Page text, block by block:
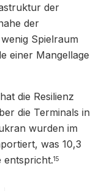
der
der
Spielraum
einer Mangellage
die Resilienz
die Terminals in
wurden im
was 10,3
entspricht.15